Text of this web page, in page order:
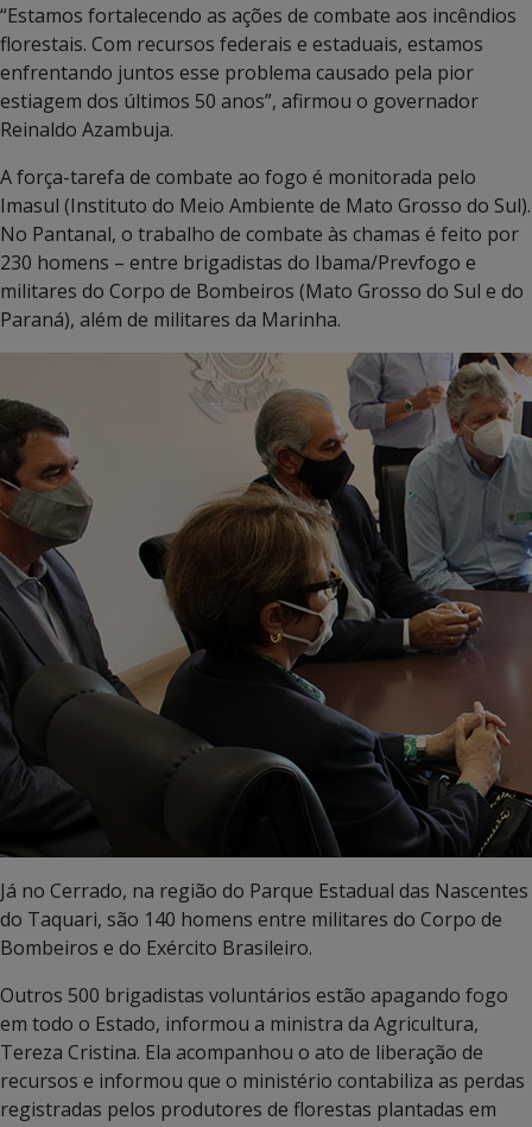
“Estamos fortalecendo as ações de combate aos incêndios
florestais. Com recursos federais e estaduais, estamos
enfrentando juntos esse problema causado pela pior
estiagem dos últimos 50 anos”, afirmou o governador
Reinaldo Azambuja.
A força-tarefa de combate ao fogo é monitorada pelo
Imasul (Instituto do Meio Ambiente de Mato Grosso do Sul).
No Pantanal, o trabalho de combate às chamas é feito por
230 homens – entre brigadistas do Ibama/Prevfogo e
militares do Corpo de Bombeiros (Mato Grosso do Sul e do
Paraná), além de militares da Marinha.
Já no Cerrado, na região do Parque Estadual das Nascentes
do Taquari, são 140 homens entre militares do Corpo de
Bombeiros e do Exército Brasileiro.
Outros 500 brigadistas voluntários estão apagando fogo
em todo o Estado, informou a ministra da Agricultura,
Tereza Cristina. Ela acompanhou o ato de liberação de
recursos e informou que o ministério contabiliza as perdas
registradas pelos produtores de florestas plantadas em